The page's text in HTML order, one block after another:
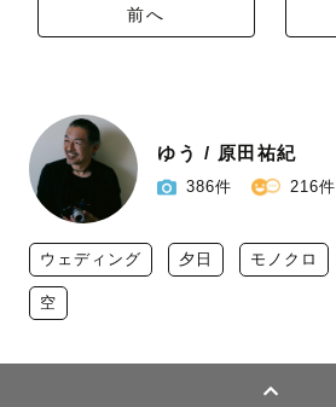
前へ
ゆう / 原田祐紀
386件 216件
ウェディング 夕日 モノクロ
空